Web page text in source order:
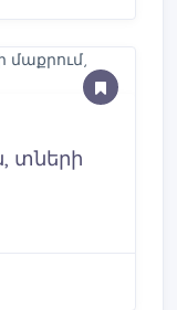
տների